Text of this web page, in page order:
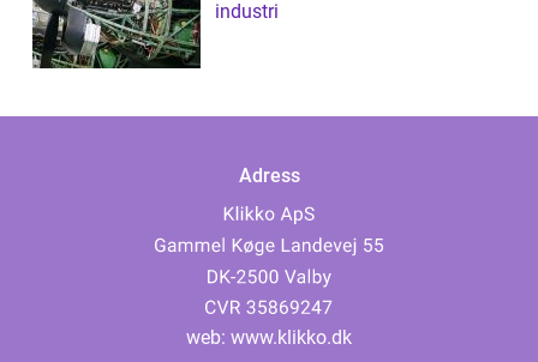
industri
Adress
web: www.klikko.dk